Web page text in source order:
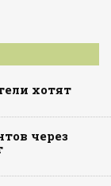
хотят
через